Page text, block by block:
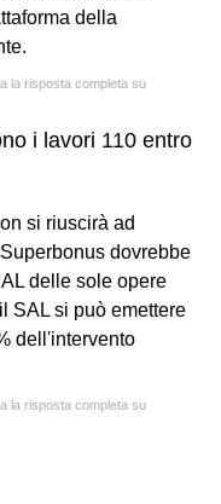
della
la risposta completa su
i lavori 110 entro
si riuscirà ad
dovrebbe
delle sole opere
SAL si può emettere
dell'intervento
la risposta completa su